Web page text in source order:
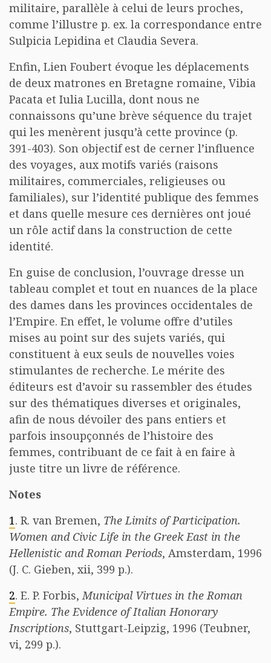
militaire, parallèle à celui de leurs proches,
comme l’illustre p. ex. la correspondance entre
Sulpicia Lepidina et Claudia Severa.
Enfin, Lien Foubert évoque les déplacements
de deux matrones en Bretagne romaine, Vibia
Pacata et Iulia Lucilla, dont nous ne
connaissons qu’une brève séquence du trajet
qui les menèrent jusqu’à cette province (p.
391-403). Son objectif est de cerner l’influence
des voyages, aux motifs variés (raisons
militaires, commerciales, religieuses ou
familiales), sur l’identité publique des femmes
et dans quelle mesure ces dernières ont joué
un rôle actif dans la construction de cette
identité.
En guise de conclusion, l’ouvrage dresse un
tableau complet et tout en nuances de la place
des dames dans les provinces occidentales de
l’Empire. En effet, le volume offre d’utiles
mises au point sur des sujets variés, qui
constituent à eux seuls de nouvelles voies
stimulantes de recherche. Le mérite des
éditeurs est d’avoir su rassembler des études
sur des thématiques diverses et originales,
afin de nous dévoiler des pans entiers et
parfois insoupçonnés de l’histoire des
femmes, contribuant de ce fait à en faire à
juste titre un livre de référence.
Notes
1. R. van Bremen, The Limits of Participation.
Women and Civic Life in the Greek East in the
Hellenistic and Roman Periods, Amsterdam, 1996
(J. C. Gieben, xii, 399 p.).
2. E. P. Forbis,Municipal Virtues in the Roman
Empire. The Evidence of Italian Honorary
Inscriptions, Stuttgart-Leipzig, 1996 (Teubner,
vi, 299 p.).